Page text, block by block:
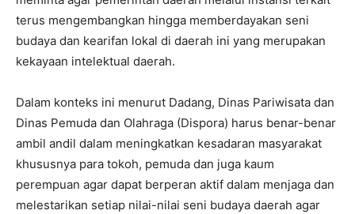
terus mengembangkan hingga memberdayakan seni
budaya dan kearifan lokal di daerah ini yang merupakan
kekayaan intelektual daerah.
Dalam konteks ini menurut Dadang, Dinas Pariwisata dan
Dinas Pemuda dan Olahraga (Dispora) harus benar-benar
ambil andil dalam meningkatkan kesadaran masyarakat
khususnya para tokoh, pemuda dan juga kaum
perempuan agar dapat berperan aktif dalam menjaga dan
melestarikan setiap nilai-nilai seni budaya daerah agar